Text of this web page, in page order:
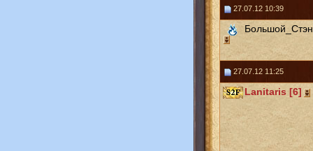
27.07.12 10:39
27.07.12 11:25
Lanitaris [6]